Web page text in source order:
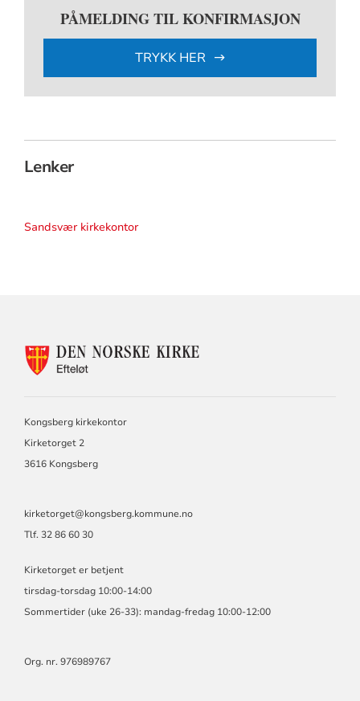
PÅMELDING TIL KONFIRMASJON
TRYKK HER
Lenker
Sandsvær kirkekontor
Kongsberg kirkekontor
Kirketorget 2
3616 Kongsberg
kirketorget@kongsberg.kommune.no
Tlf. 32 86 60 30
Kirketorget er betjent
tirsdag-torsdag 10:00-14:00
Sommertider (uke 26-33): mandag-fredag 10:00-12:00
Org. nr. 976989767